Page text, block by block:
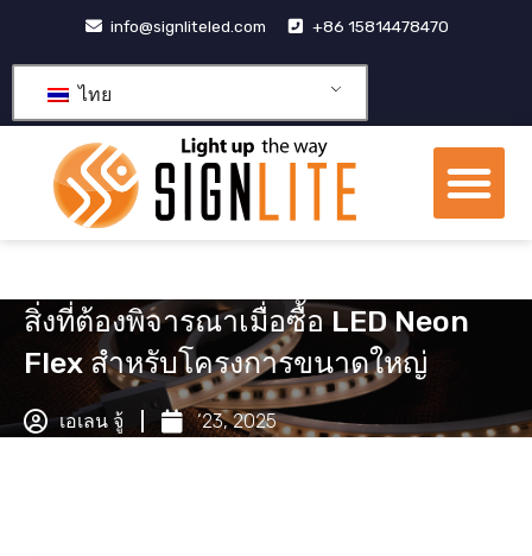
内
info@signliteled.com +86 15814478470
ไทย
เม
สิ่งที่ต้องพิจารณาเมื่อซื้อ LED Neon
Flex สำหรับโครงการขนาดใหญ่
เอเลน จู้ ‘23, 2025